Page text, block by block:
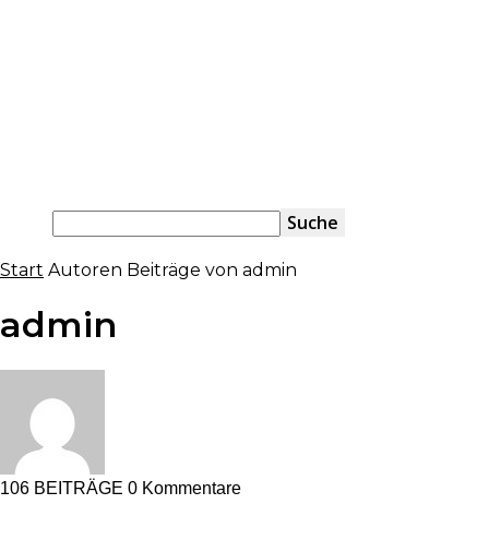
Start Autoren Beiträge von admin
admin
106 BEITRÄGE 0 Kommentare